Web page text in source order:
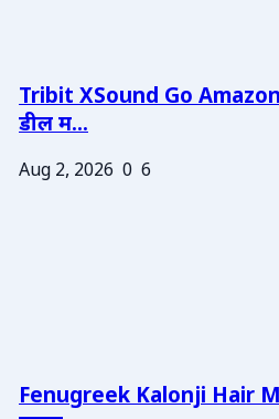
Tribit XSound Go
डील म...
Aug 2, 2026 0 6
Fenugreek Kalonji Hair